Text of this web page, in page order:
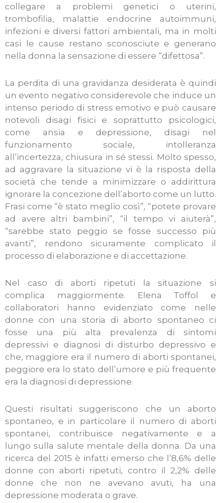
collegare a problemi genetici o uterini,
trombofilia, malattie endocrine autoimmuni,
infezioni e diversi fattori ambientali, ma in molti
casi le cause restano sconosciute e generano
nella donna la sensazione di essere “difettosa”.
La perdita di una gravidanza desiderata è quindi
un evento negativo considerevole che induce un
intenso periodo di stress emotivo e può causare
notevoli disagi fisici e soprattutto psicologici,
come ansia e depressione, disagi nel
funzionamento sociale, intolleranza
all’incertezza, chiusura in sé stessi. Molto spesso,
ad aggravare la situazione vi è la risposta della
società che tende a minimizzare o addirittura
ignorare la concezione dell’aborto come un lutto.
Frasi come “è stato meglio così”, “potete provare
ad avere altri bambini”, “il tempo vi aiuterà”,
“sarebbe stato peggio se fosse successo più
avanti”, rendono sicuramente complicato il
processo di elaborazione e di accettazione.
Nel caso di aborti ripetuti la situazione si
complica maggiormente. Elena Toffol e
collaboratori hanno evidenziato come nelle
donne con una storia di aborto spontaneo ci
fosse una più alta prevalenza di sintomi
depressivi e diagnosi di disturbo depressivo e
che, maggiore era il numero di aborti spontanei,
peggiore era lo stato dell’umore e più frequente
era la diagnosi di depressione.
Questi risultati suggeriscono che un aborto
spontaneo, e in particolare il numero di aborti
spontanei, contribuisce negativamente e a
lungo sulla salute mentale della donna. Da una
ricerca del 2015 è infatti emerso che l’8,6% delle
donne con aborti ripetuti, contro il 2,2% delle
donne che non ne avevano avuti, ha una
depressione moderata o grave.